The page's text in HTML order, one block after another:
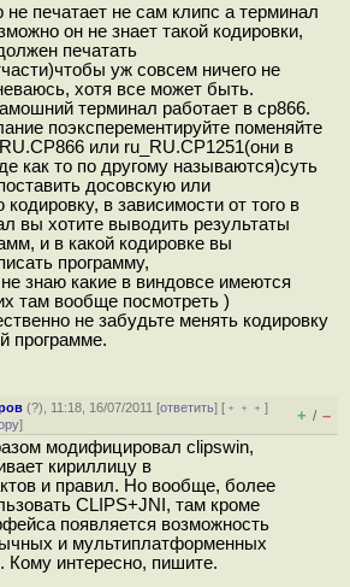
не печатает не сам клипс а терминал
он не знает такой кодировки,
печатать
уж совсем ничего не
хотя все может быть.
терминал работает в cp866.
поэксперементируйте поменяйте
или ru_RU.CP1251(они в
как то по другому называются)суть
досовскую или
в зависимости от того в
вы хотите выводить результаты
и в какой кодировке вы
программу,
знаю какие в виндовсе имеются
там вообще посмотреть )
не забудьте менять кодировку
программе.
(?), 11:18, 16/07/2011 [ответить] [ ﹢﹢﹢]
] + / –
модифицировал clipswin,
кириллицу в
и правил. Но вообще, более
CLIPS+JNI, там кроме
появляется возможность
и мультиплатформенных
Кому интересно, пишите.